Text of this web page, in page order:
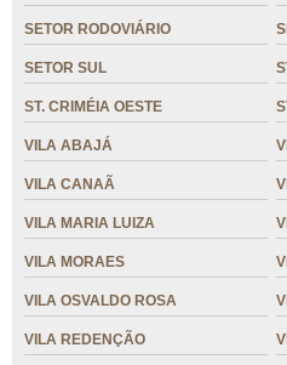
SETOR RODOVIÁRIO
SETOR SUL
ST. CRIMÉIA OESTE
VILA ABAJÁ
VILA CANAÃ
VILA MARIA LUIZA
VILA MORAES
VILA OSVALDO ROSA
VILA REDENÇÃO